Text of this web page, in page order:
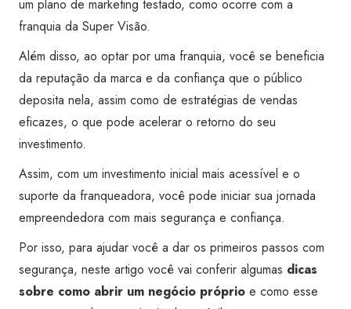
um plano de marketing testado, como ocorre com a
franquia da Super Visão.
Além disso, ao optar por uma franquia, você se beneficia
da reputação da marca e da confiança que o público
deposita nela, assim como de estratégias de vendas
eficazes, o que pode acelerar o retorno do seu
investimento.
Assim, com um investimento inicial mais acessível e o
suporte da franqueadora, você pode iniciar sua jornada
empreendedora com mais segurança e confiança.
Por isso, para ajudar você a dar os primeiros passos com
segurança, neste artigo você vai conferir algumas dicas
sobre como abrir um negócio próprio e como esse